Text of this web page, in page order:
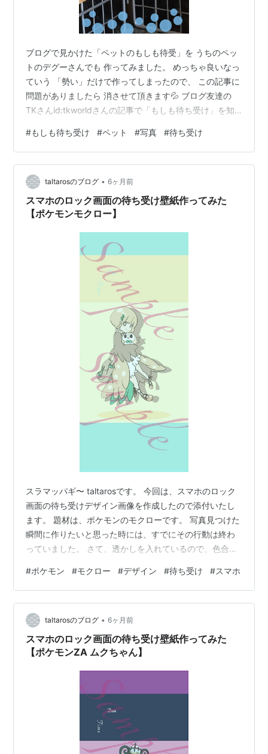
ブログで見かけた「ペットのもしも待受」を うちのペッ
トのデグーさんでも 作ってみました。 めっちゃ良いなっ
ていう 「勢い」だけで作ってしまったので、 この記事に
問題がありましたら 消させて頂きます💦 ブログ友達の
TKさんid:tkworldさんの記事で「もしも待ち受け」を知
リィちゃんをイメージしたピンク色の待ち受けがとても
CUTEです🍓 画像の作り方も分かりやすく書かれてま
す！ tkworld.hatenadiary.com もしもの時のために いざ
というときに 自分にも何があるのか分かりません。 家で
帰りを待っている大切なペットの為に こ…
#もしも待ち受け #ペット #写真 #待ち受け
taltarosのブログ • 6ヶ月前
スマホのロック画面の待ち受け壁紙作ってみた
【ポケモンモクロー】
スラマッパギ〜 taltarosです。 今回は、スマホのロック
画面の待ち受けデザイン画像を作成したので添付いたし
ます。 題材は、ポケモンのモクローです。 写真見つけた
瞬間に作りたいと思った時には、すでにその行動は終わ
っていました。 さて、透かしを入れているので、色合い
幸いです。 モクロー スマホ待ち受け画像ロック画面用
完成版 モクロー スマホ待ち受け画像ロック画面用 スク
ショ版 以上です。また作ったらあげます！
#ポケモン #モクロー #デザイン #待ち受け #スマホ
taltarosのブログ • 6ヶ月前
スマホのロック画面の待ち受け壁紙作ってみた
【ポケモンZA ムクちゃん】